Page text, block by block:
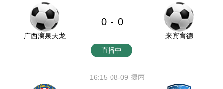
广西漓泉天龙
0 - 0
来宾育德
直播中
08-09
16:15 捷丙